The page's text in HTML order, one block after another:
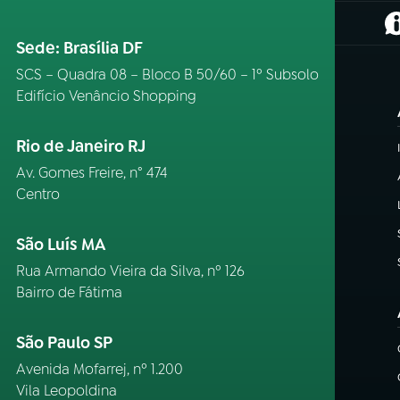
Sede: Brasília DF
SCS – Quadra 08 – Bloco B 50/60 – 1º Subsolo
Edifício Venâncio Shopping
Rio de Janeiro RJ
Av. Gomes Freire, n° 474
Centro
São Luís MA
Rua Armando Vieira da Silva, nº 126
Bairro de Fátima
São Paulo SP
Avenida Mofarrej, nº 1.200
Vila Leopoldina